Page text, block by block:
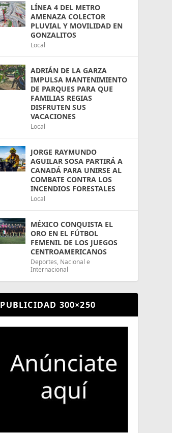
LÍNEA 4 DEL METRO
AMENAZA COLECTOR
PLUVIAL Y MOVILIDAD EN
GONZALITOS
Local
ADRIÁN DE LA GARZA
IMPULSA MANTENIMIENTO
DE PARQUES PARA QUE
FAMILIAS REGIAS
DISFRUTEN SUS
VACACIONES
Local
JORGE RAYMUNDO
AGUILAR SOSA PARTIRÁ A
CANADÁ PARA UNIRSE AL
COMBATE CONTRA LOS
INCENDIOS FORESTALES
Local
MÉXICO CONQUISTA EL
ORO EN EL FÚTBOL
FEMENIL DE LOS JUEGOS
CENTROAMERICANOS
Deportes, Nacional e
Internacional
PUBLICIDAD 300×250